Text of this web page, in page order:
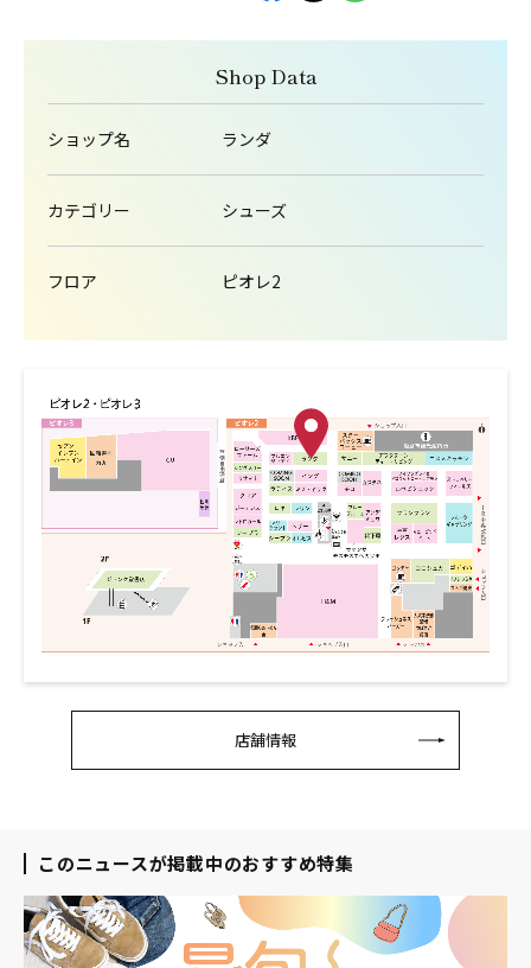
Shop Data
ショップ名 ランダ
カテゴリー シューズ
フロア ピオレ2
店舗情報
このニュースが掲載中のおすすめ特集